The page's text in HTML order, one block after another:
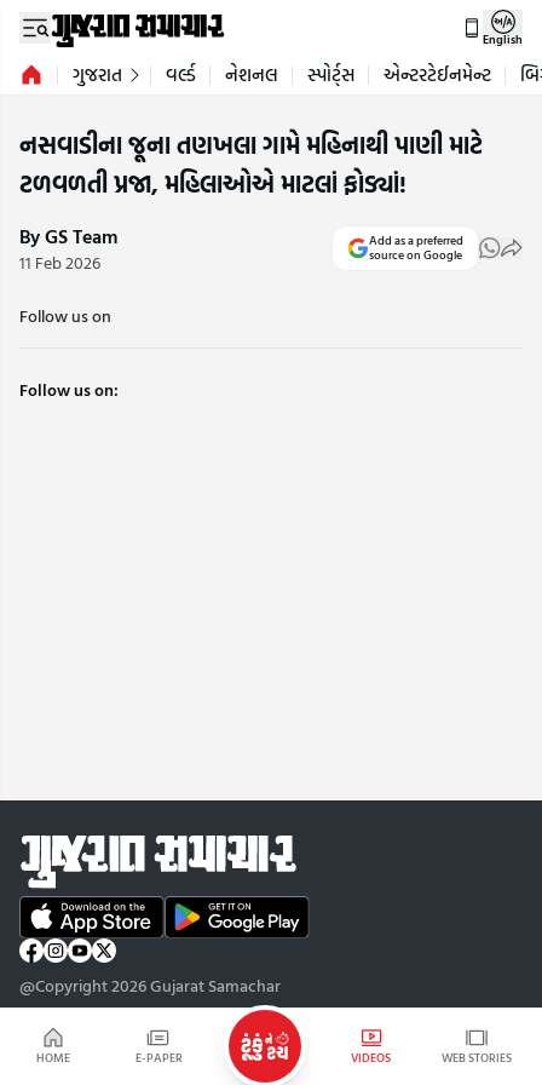
HOME E-PAPER VIDEOS WEB STORIES
English
ગુજરાત વર્લ્ડ નેશનલ સ્પોર્ટ્સ એન્ટરટેઈનમેન્ટ
નસવાડીના જૂના તણખલા ગામે મહિનાથી પાણી માટે
ટળવળતી પ્રજા, મહિલાઓએ માટલાં ફોડ્યાં!
By GS Team
11 Feb 2026
Add as a preferred
source on Google
Follow us on
Follow us on:
@Copyright 2026 Gujarat Samachar